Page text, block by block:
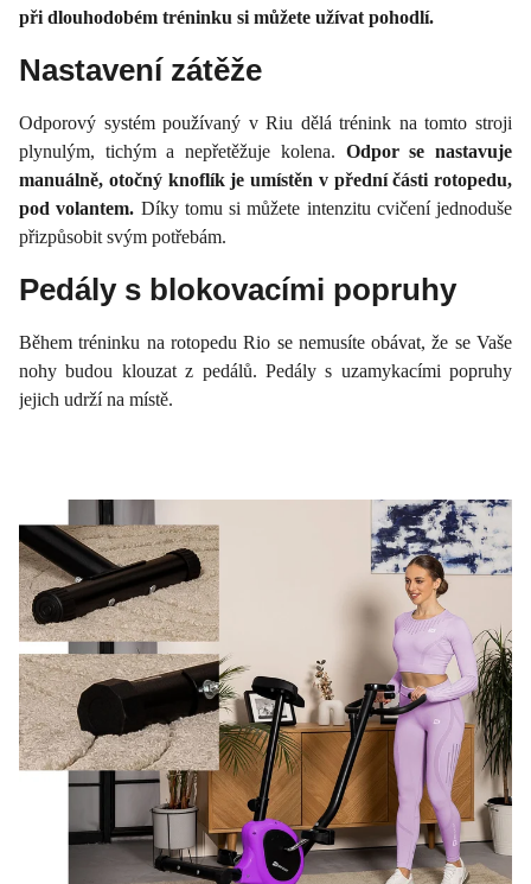
při dlouhodobém tréninku si můžete užívat pohodlí.
Nastavení zátěže
Odporový systém používaný v Riu dělá trénink na tomto stroji
plynulým, tichým a nepřetěžuje kolena. Odpor se nastavuje
manuálně, otočný knoflík je umístěn v přední části rotopedu,
pod volantem. Díky tomu si můžete intenzitu cvičení jednoduše
přizpůsobit svým potřebám.
Pedály s blokovacími popruhy
Během tréninku na rotopedu Rio se nemusíte obávat, že se Vaše
nohy budou klouzat z pedálů. Pedály s uzamykacími popruhy
jejich udrží na místě.